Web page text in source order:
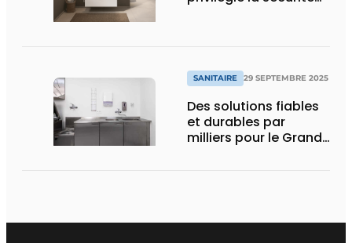
SANITAIRE 29 SEPTEMBRE 2025
Des solutions fiables
et durables par
milliers pour le Grand